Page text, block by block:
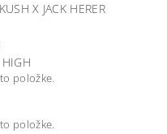
X JACK HERER
HIGH
položke.
položke.